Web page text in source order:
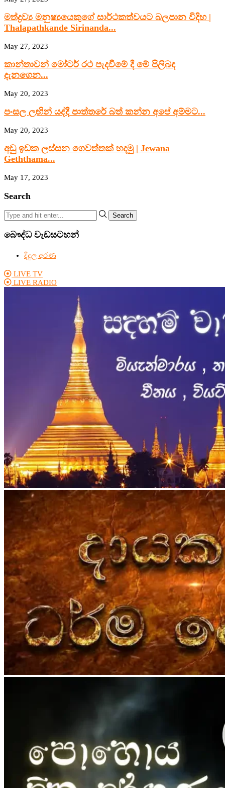
මත්ද්‍රව්‍ය මනුෂ්‍යයෙකුගේ සාර්ථකත්වයට බලපාන විදිහ |
Thalapathkande Sirinanda...
May 27, 2023
කාන්තාවන් මෝටර් රථ පැදවීමේ දී මේ පිලිබඳ
දැනගෙන...
May 20, 2023
පංසල ලඟින් යද්දී පාත්තරේ බත් කන්න අපේ අම්මට...
May 20, 2023
අඩු ඉඩක ලස්සන ගෙවත්තක් හදමු | Jewana
Geththama...
May 17, 2023
Search
Search
බෞද්ධ වැඩසටහන්
දිදුල අරණ
LIVE TV
LIVE RADIO